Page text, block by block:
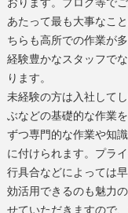
おります。ブログ等で
あたって最も大事なこ
ちらも高所での作業が
経験豊かなスタッフで
ります。
未経験の方は入社して
ぶなどの基礎的な作業
ずつ専門的な作業や知
に付けられます。プラ
行具合などによっては
効活用できるのも魅力